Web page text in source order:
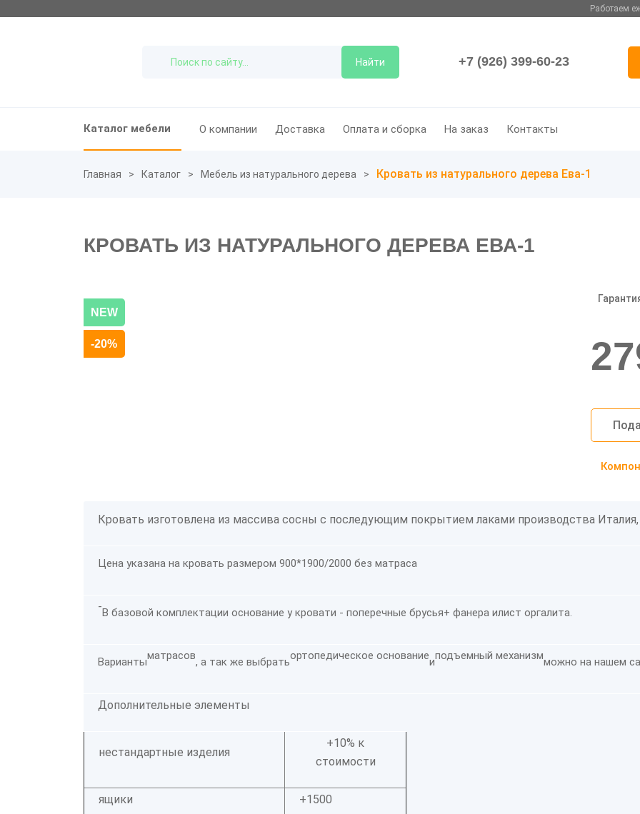
Работаем
Найти +7 (926) 399-60-23
Каталог мебели О компании Доставка Оплата и сборка На заказ Контакты
Главная Каталог Мебель из натурального дерева Кровать из натурального дерева Ева-1
КРОВАТЬ ИЗ НАТУРАЛЬНОГО ДЕРЕВА ЕВА-1
NEW
-20%
Кровать изготовлена из массива сосны с последующим покрытием лаками производства
Цена указана на кровать размером 900*1900/2000 без матраса
-В базовой комплектации основание у кровати - поперечные брусья+ фанера илист оргалита.
Вариантыматрасов, а так же выбратьортопедическое основаниеиподъемный механизмможно на нашем
Дополнительные элементы
нестандартные изделия
+10% к
стоимости
ящики +1500